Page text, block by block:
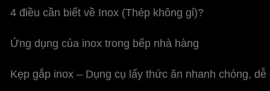
4 điều cần biết về Inox (Thép không gỉ)?
Ứng dụng của inox trong bếp nhà hàng
Kẹp gắp inox – Dụng cụ lấy thức ăn nhanh chóng, dễ